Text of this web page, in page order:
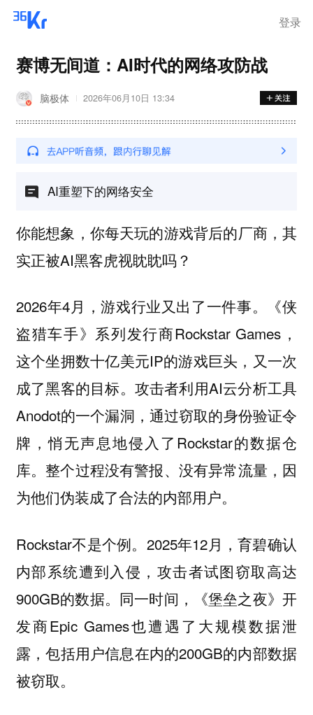
登录
赛博无间道：AI时代的网络攻防战
脑极体 2026年06月10日 13:34
AI重塑下的网络安全
你能想象，你每天玩的游戏背后的厂商，其
实正被AI黑客虎视眈眈吗？
2026年4月，游戏行业又出了一件事。《侠
盗猎车手》系列发行商Rockstar Games，
这个坐拥数十亿美元IP的游戏巨头，又一次
成了黑客的目标。攻击者利用AI云分析工具
Anodot的一个漏洞，通过窃取的身份验证令
牌，悄无声息地侵入了Rockstar的数据仓
库。整个过程没有警报、没有异常流量，因
为他们伪装成了合法的内部用户。
Rockstar不是个例。2025年12月，育碧确认
内部系统遭到入侵，攻击者试图窃取高达
900GB的数据。同一时间，《堡垒之夜》开
发商Epic Games也遭遇了大规模数据泄
露，包括用户信息在内的200GB的内部数据
被窃取。